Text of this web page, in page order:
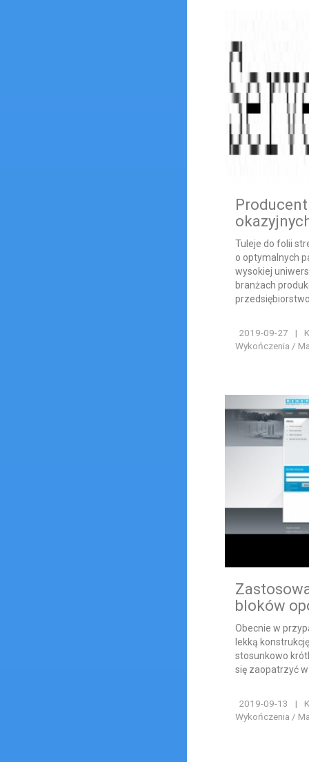
Tuleje do folii
o optymalnych
wysokiej
branżach
2019-09-27 |
Wykończenia /
bloków
Obecnie w
lekką
stosunkowo
się zaopatrzyć
2019-09-13 |
Wykończenia /